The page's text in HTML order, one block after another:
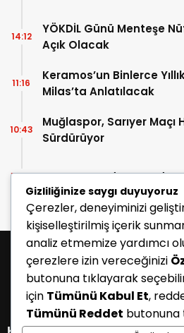
YÖKDİL Günü Menteşe
Açık Olacak
14:12
Keramos’un Binlerce
Milas’ta Anlatılacak
11:16
Muğlaspor, Sarıyer Maçı
Sürdürüyor
10:43
Enes Koç Bodrum FK’da
10:41
Gizliliğinize saygı duyuyoruz
Çerezler, deneyiminizi
kişiselleştirilmiş içerik
analiz etmemize yardımcı
çerezlere izin vereceğinizi
butonuna tıklayarak
için Tümünü Kabul Et,
Tümünü Reddet butonuna